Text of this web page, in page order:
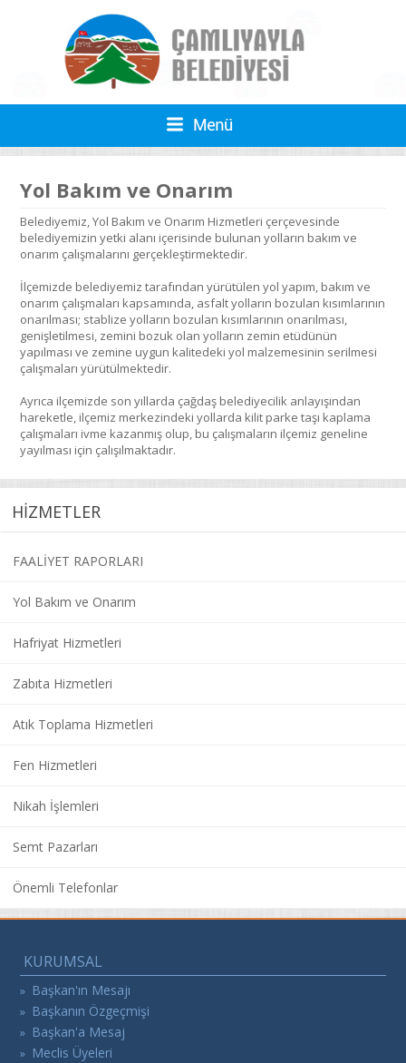
Yol Bakım ve Onarım
Belediyemiz, Yol Bakım ve Onarım Hizmetleri çerçevesinde
belediyemizin yetki alanı içerisinde bulunan yolların bakım ve
onarım çalışmalarını gerçekleştirmektedir.
İlçemizde belediyemiz tarafından yürütülen yol yapım, bakım ve
onarım çalışmaları kapsamında, asfalt yolların bozulan kısımlarının
onarılması; stablize yolların bozulan kısımlarının onarılması,
genişletilmesi, zemini bozuk olan yolların zemin etüdünün
yapılması ve zemine uygun kalitedeki yol malzemesinin serilmesi
çalışmaları yürütülmektedir.
Ayrıca ilçemizde son yıllarda çağdaş belediyecilik anlayışından
hareketle, ilçemiz merkezindeki yollarda kilit parke taşı kaplama
çalışmaları ivme kazanmış olup, bu çalışmaların ilçemiz geneline
yayılması için çalışılmaktadır.
HİZMETLER
FAALİYET RAPORLARI
Yol Bakım ve Onarım
Hafriyat Hizmetleri
Zabıta Hizmetleri
Atık Toplama Hizmetleri
Fen Hizmetleri
Nikah İşlemleri
Semt Pazarları
Önemli Telefonlar
KURUMSAL
» Başkan'ın Mesajı
» Başkanın Özgeçmişi
» Başkan'a Mesaj
» Meclis Üyeleri